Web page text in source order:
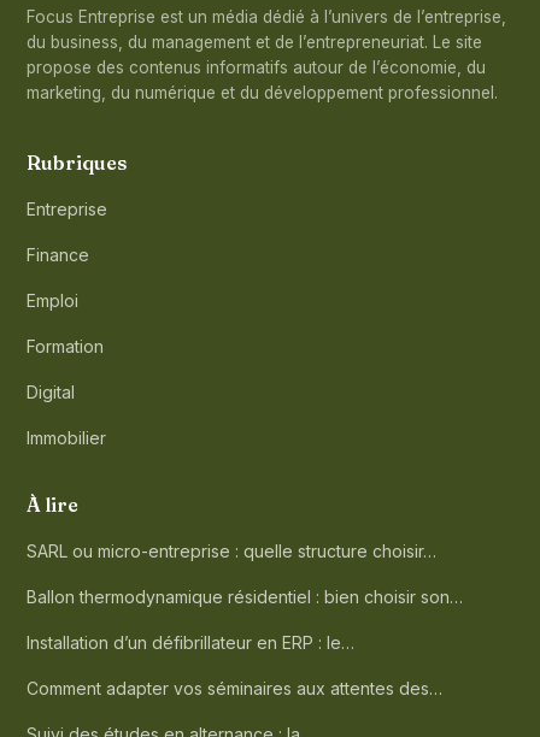
Focus Entreprise est un média dédié à l’univers de l’entreprise,
du business, du management et de l’entrepreneuriat. Le site
propose des contenus informatifs autour de l’économie, du
marketing, du numérique et du développement professionnel.
Rubriques
Entreprise
Finance
Emploi
Formation
Digital
Immobilier
À lire
SARL ou micro-entreprise : quelle structure choisir…
Ballon thermodynamique résidentiel : bien choisir son…
Installation d’un défibrillateur en ERP : le…
Comment adapter vos séminaires aux attentes des…